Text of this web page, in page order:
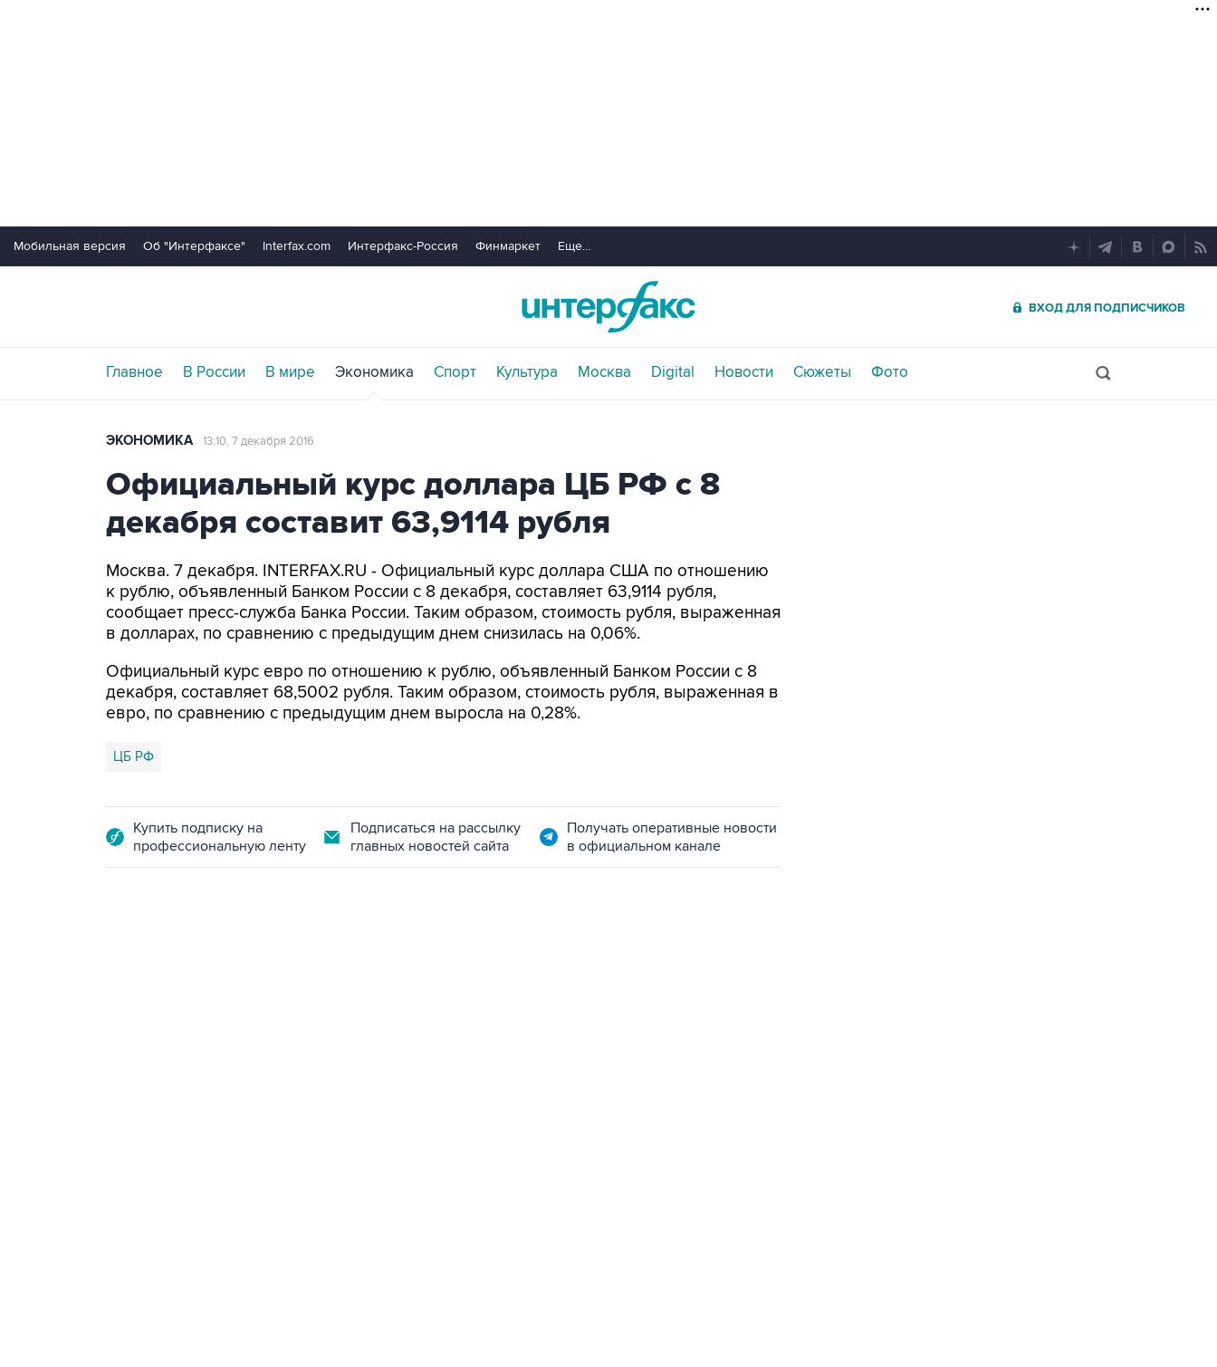
Мобильная версия Об "Интерфаксе" Interfax.com Интерфакс-Россия Финмаркет Еще...
ВХОД ДЛЯ ПОДПИСЧИКОВ
Главное В России В мире Экономика Спорт Культура Москва Digital Новости Сюжеты Фото
ЭКОНОМИКА 13:10, 7 декабря 2016
Официальный курс доллара ЦБ РФ с 8
декабря составит 63,9114 рубля
Москва. 7 декабря. INTERFAX.RU - Официальный курс доллара США по отношению
к рублю, объявленный Банком России с 8 декабря, составляет 63,9114 рубля,
сообщает пресс-служба Банка России. Таким образом, стоимость рубля, выраженная
в долларах, по сравнению с предыдущим днем снизилась на 0,06%.
Официальный курс евро по отношению к рублю, объявленный Банком России с 8
декабря, составляет 68,5002 рубля. Таким образом, стоимость рубля, выраженная в
евро, по сравнению с предыдущим днем выросла на 0,28%.
ЦБ РФ
Купить подписку на
профессиональную ленту
Подписаться на рассылку
главных новостей сайта
Получать оперативные новости
в официальном канале